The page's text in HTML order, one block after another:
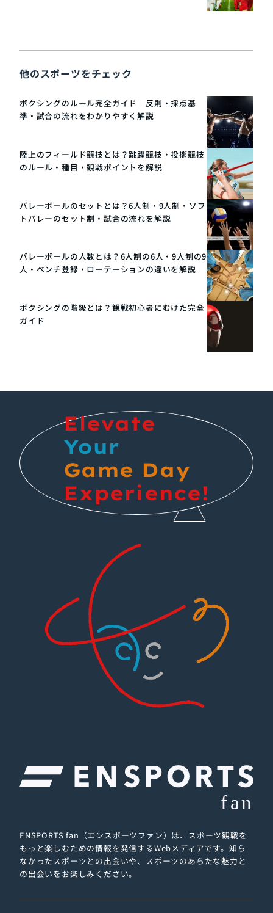
他のスポーツをチェック
ボクシングのルール完全ガイド｜反則・採点基
準・試合の流れをわかりやすく解説
陸上のフィールド競技とは？跳躍競技・投擲競技
のルール・種目・観戦ポイントを解説
バレーボールのセットとは？6人制・9人制・ソフ
トバレーのセット制・試合の流れを解説
バレーボールの人数とは？6人制の6人・9人制の9
人・ベンチ登録・ローテーションの違いを解説
ボクシングの階級とは？観戦初心者にむけた完全
ガイド
Elevate
Your
Game Day
Experience!
ENSPORTS fan（エンスポーツファン）は、スポーツ観戦を
もっと楽しむための情報を発信するWebメディアです。 知ら
なかったスポーツとの出会いや、スポーツのあらたな魅力と
の出会いをお楽しみください。